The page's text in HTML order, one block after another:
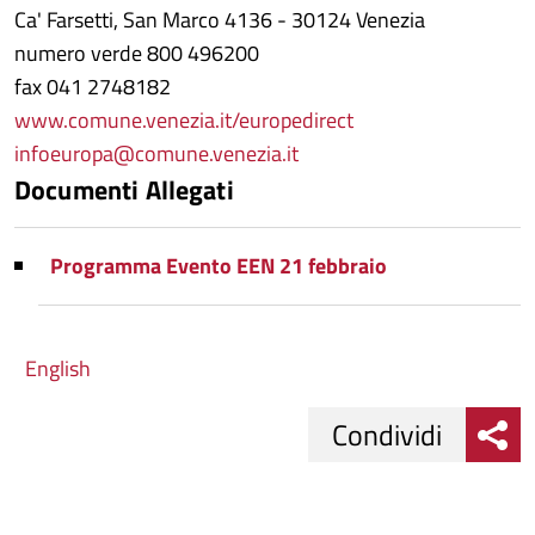
Ca' Farsetti, San Marco 4136 - 30124 Venezia
numero verde 800 496200
fax 041 2748182
www.comune.venezia.it/europedirect
infoeuropa@comune.venezia.it
Documenti Allegati
Programma Evento EEN 21 febbraio
English
Condividi